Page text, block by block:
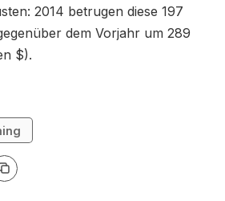
2014 betrugen diese 197
dem Vorjahr um 289
$).